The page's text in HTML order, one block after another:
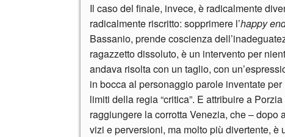
Il caso del finale, invece, è radicalmente
radicalmente riscritto: sopprimere l’happy
Bassanio, prende coscienza
ragazzetto dissoluto, è un intervento per
andava risolta con un taglio, con
in bocca al personaggio parole inventate
limiti della regia “critica”. E attribuire a
raggiungere la corrotta Venezia, che –
vizi e perversioni, ma molto più divertente, è